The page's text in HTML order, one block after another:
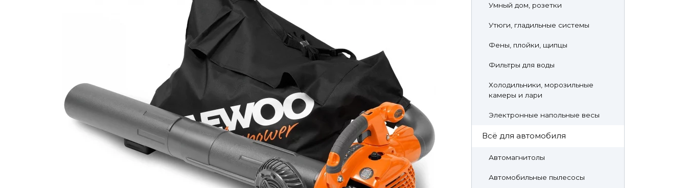
Умный дом, розетки
Утюги, гладильные системы
Фены, плойки, щипцы
Фильтры для воды
Холодильники, морозильные
камеры и лари
Электронные напольные весы
Всё для автомобиля
Автомагнитолы
Автомобильные пылесосы